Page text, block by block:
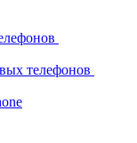
телефонов